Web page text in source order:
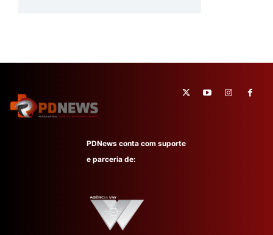
PDNews conta com suporte
e parceria de: